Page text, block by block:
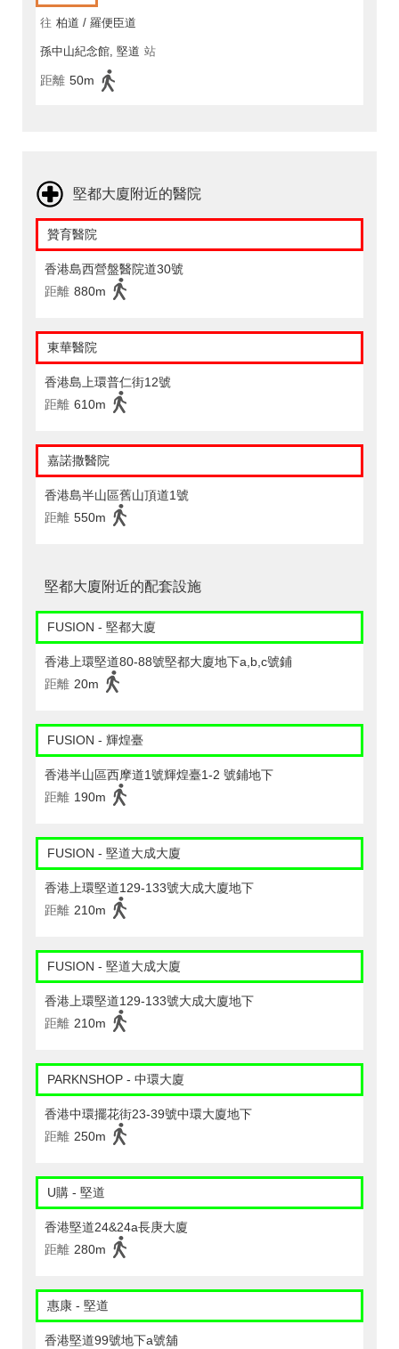
往 柏道 / 羅便臣道
孫中山紀念館, 堅道 站
距離 50m
堅都大廈附近的醫院
贊育醫院
香港島西營盤醫院道30號
距離 880m
東華醫院
香港島上環普仁街12號
距離 610m
嘉諾撒醫院
香港島半山區舊山頂道1號
距離 550m
堅都大廈附近的配套設施
FUSION - 堅都大廈
香港上環堅道80-88號堅都大廈地下a,b,c號鋪
距離 20m
FUSION - 輝煌臺
香港半山區西摩道1號輝煌臺1-2 號鋪地下
距離 190m
FUSION - 堅道大成大廈
香港上環堅道129-133號大成大廈地下
距離 210m
FUSION - 堅道大成大廈
香港上環堅道129-133號大成大廈地下
距離 210m
PARKNSHOP - 中環大廈
香港中環擺花街23-39號中環大廈地下
距離 250m
U購 - 堅道
香港堅道24&24a長庚大廈
距離 280m
惠康 - 堅道
香港堅道99號地下a號舖